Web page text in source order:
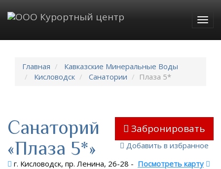
Главная
Кавказские Минеральные Воды
Кисловодск
Санатории Плаза 5*
Забронировать
Добавить в избранное
Санаторий
«Плаза 5*»
г. Кисловодск, пр. Ленина, 26-28 - Посмотреть карту